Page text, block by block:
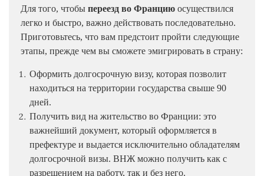
Для того, чтобы переезд во Францию осуществился
легко и быстро, важно действовать последовательно.
Приготовьтесь, что вам предстоит пройти следующие
этапы, прежде чем вы сможете эмигрировать в страну:
Оформить долгосрочную визу, которая позволит
находиться на территории государства свыше 90
дней.
Получить вид на жительство во Франции: это
важнейший документ, который оформляется в
префектуре и выдается исключительно обладателям
долгосрочной визы. ВНЖ можно получить как с
разрешением на работу, так и без него.